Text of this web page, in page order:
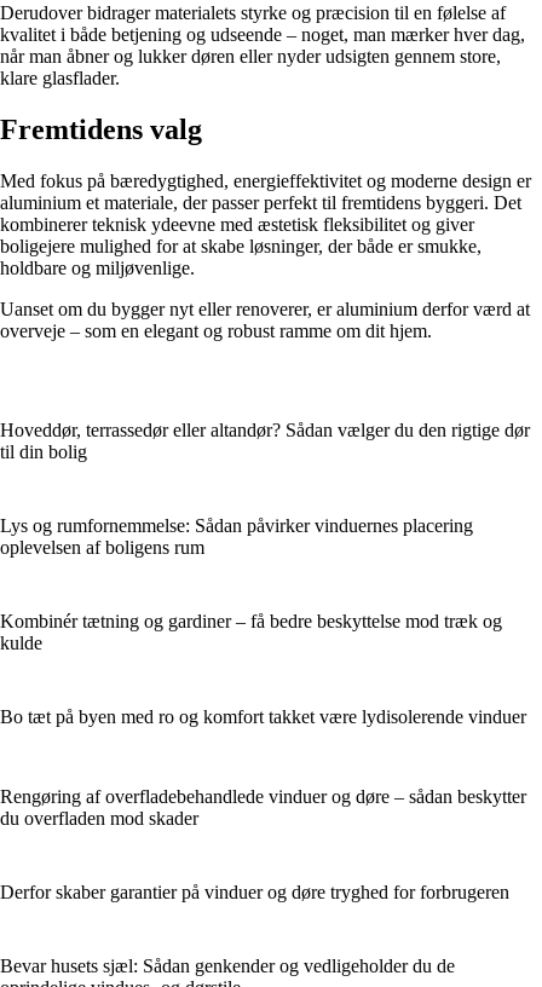
Derudover bidrager materialets styrke og præcision til en følelse af
kvalitet i både betjening og udseende – noget, man mærker hver dag,
når man åbner og lukker døren eller nyder udsigten gennem store,
klare glasflader.
Fremtidens valg
Med fokus på bæredygtighed, energieffektivitet og moderne design er
aluminium et materiale, der passer perfekt til fremtidens byggeri. Det
kombinerer teknisk ydeevne med æstetisk fleksibilitet og giver
boligejere mulighed for at skabe løsninger, der både er smukke,
holdbare og miljøvenlige.
Uanset om du bygger nyt eller renoverer, er aluminium derfor værd at
overveje – som en elegant og robust ramme om dit hjem.
Hoveddør, terrassedør eller altandør? Sådan vælger du den rigtige dør
til din bolig
Lys og rumfornemmelse: Sådan påvirker vinduernes placering
oplevelsen af boligens rum
Kombinér tætning og gardiner – få bedre beskyttelse mod træk og
kulde
Bo tæt på byen med ro og komfort takket være lydisolerende vinduer
Rengøring af overfladebehandlede vinduer og døre – sådan beskytter
du overfladen mod skader
Derfor skaber garantier på vinduer og døre tryghed for forbrugeren
Bevar husets sjæl: Sådan genkender og vedligeholder du de